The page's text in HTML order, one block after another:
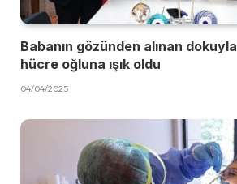
Babanın gözünden alınan
hücre oğluna ışık oldu
04/04/2025